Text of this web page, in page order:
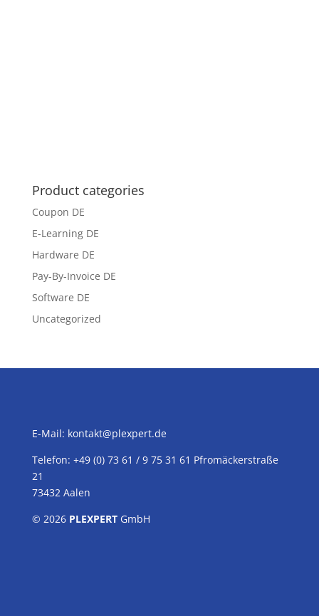
Product categories
Coupon DE
E-Learning DE
Hardware DE
Pay-By-Invoice DE
Software DE
Uncategorized
E-Mail: kontakt@plexpert.de
Telefon: +49 (0) 73 61 / 9 75 31 61 Pfromäckerstraße
21
73432 Aalen
© 2026 PLEXPERTGmbH